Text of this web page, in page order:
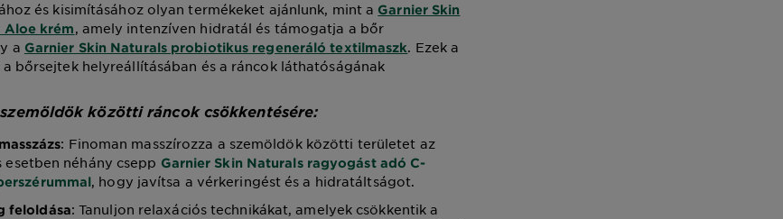
és kisimításához olyan termékeket ajánlunk, mint a Garnier Skin
Aloe krém, amely intenzíven hidratál és támogatja a bőr
a Garnier Skin Naturals probiotikus regeneráló textilmaszk. Ezek a
bőrsejtek helyreállításában és a ráncok láthatóságának
közötti ráncok csökkentésére:
: Finoman masszírozza a szemöldök közötti területet az
esetben néhány csepp Garnier Skin Naturals ragyogást adó C-
, hogy javítsa a vérkeringést és a hidratáltságot.
feloldása: Tanuljon relaxációs technikákat, amelyek csökkentik a